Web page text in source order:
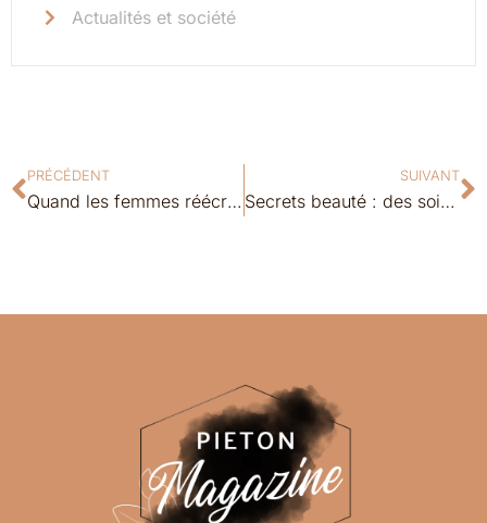
Actualités et société
PRÉCÉDENT
Quand les femmes réécrivent leur histoire : de l’ombre à la lumière
SUIVANT
Secrets beauté : des soins visage maison à portée de main !